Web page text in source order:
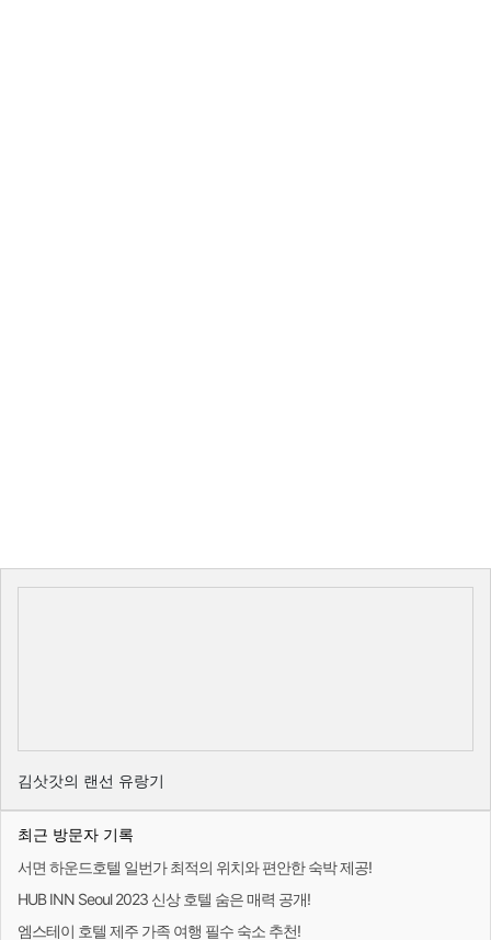
김삿갓의 랜선 유랑기
최근 방문자 기록
서면 하운드호텔 일번가 최적의 위치와 편안한 숙박 제공!
HUB INN Seoul 2023 신상 호텔 숨은 매력 공개!
엠스테이 호텔 제주 가족 여행 필수 숙소 추천!